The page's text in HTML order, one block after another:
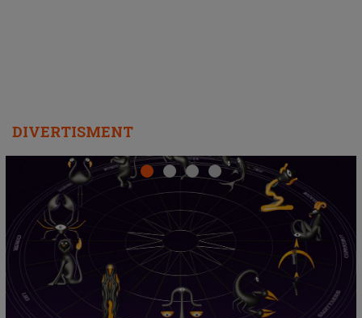
DIVERTISMENT